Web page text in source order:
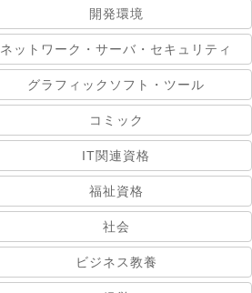
開発環境
ネットワーク・サーバ・セキュリティ
グラフィックソフト・ツール
コミック
IT関連資格
福祉資格
社会
ビジネス教養